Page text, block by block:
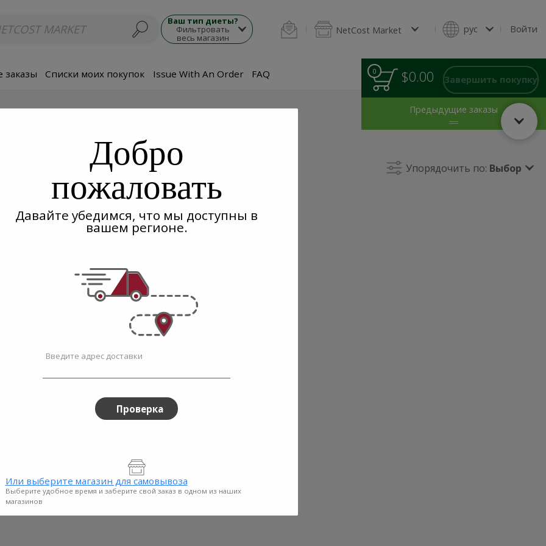
Ваш тип диеты?
Фильтровать
весь магазин
NetCost Market рус Войти
Списки моих покупок Issue With An Order FAQ
Упорядочить по: Выбор
0
0
товаров
в
корзине
Итого
$0.00 Завершить покупку
Предыдущие заказы
Добро
пожаловать
Давайте убедимся, что мы доступны в
вашем регионе.
Введите адрес доставки
Проверка
Или выберите магазин для самовывоза
Выберите удобное время и заберите свой заказ в одном из наших
магазинов